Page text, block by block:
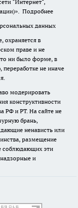
"Интернет",
Подробнее
данных
охраняется в
праве и не
ни было форме, в
не иначе
модерировать
конструктивности
РФ и РТ. На сайте не
брань,
ненависть или
размещение
соблюдающих эти
и